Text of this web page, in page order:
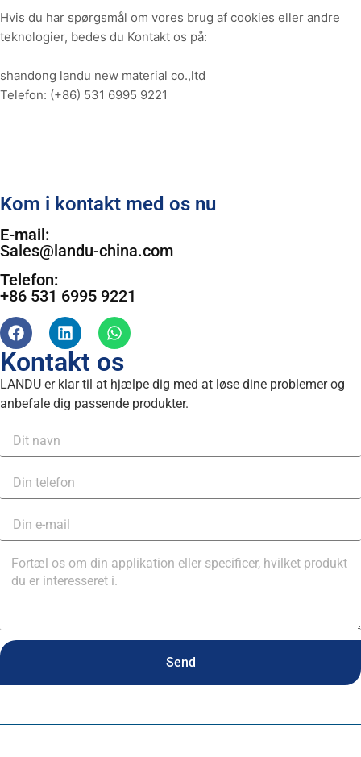
Hvis du har spørgsmål om vores brug af cookies eller andre
teknologier, bedes du Kontakt os på:
shandong landu new material co.,ltd
Telefon: (+86) 531 6995 9221
Kom i kontakt med os nu
E-mail:
Sales@landu-china.com
Telefon:
+86 531 6995 9221
Kontakt os
LANDU er klar til at hjælpe dig med at løse dine problemer og
anbefale dig passende produkter.
Send